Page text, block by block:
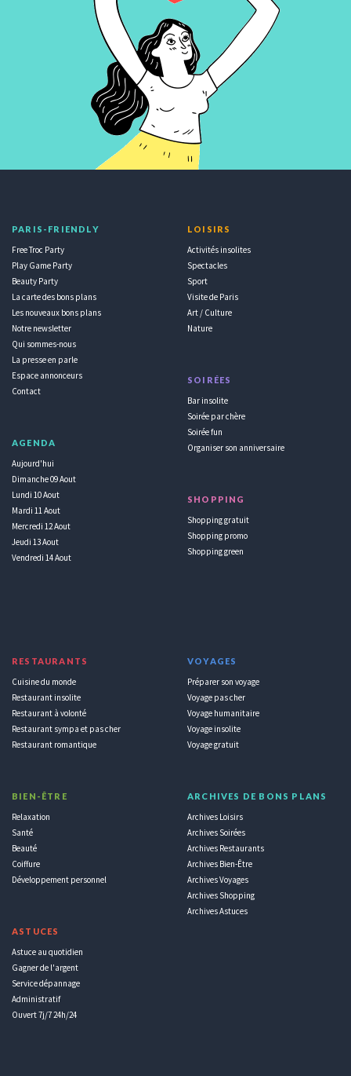
PARIS-FRIENDLY
Free Troc Party
Play Game Party
Beauty Party
La carte des bons plans
Les nouveaux bons plans
Notre newsletter
Qui sommes-nous
La presse en parle
Espace annonceurs
Contact
AGENDA
Aujourd'hui
Dimanche 09 Aout
Lundi 10 Aout
Mardi 11 Aout
Mercredi 12 Aout
Jeudi 13 Aout
Vendredi 14 Aout
LOISIRS
Activités insolites
Spectacles
Sport
Visite de Paris
Art / Culture
Nature
SOIRÉES
Bar insolite
Soirée par chère
Soirée fun
Organiser son anniversaire
SHOPPING
Shopping gratuit
Shopping promo
Shopping green
RESTAURANTS
Cuisine du monde
Restaurant insolite
Restaurant à volonté
Restaurant sympa et pas cher
Restaurant romantique
BIEN-ÊTRE
Relaxation
Santé
Beauté
Coiffure
Développement personnel
ASTUCES
Astuce au quotidien
Gagner de l'argent
Service dépannage
Administratif
Ouvert 7j/7 24h/24
VOYAGES
Préparer son voyage
Voyage pas cher
Voyage humanitaire
Voyage insolite
Voyage gratuit
ARCHIVES DE BONS PLANS
Archives Loisirs
Archives Soirées
Archives Restaurants
Archives Bien-Être
Archives Voyages
Archives Shopping
Archives Astuces